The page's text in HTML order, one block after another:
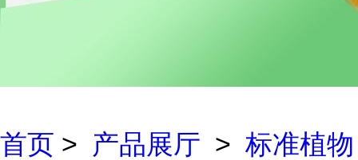
首页 > 产品展厅 > 标准植物